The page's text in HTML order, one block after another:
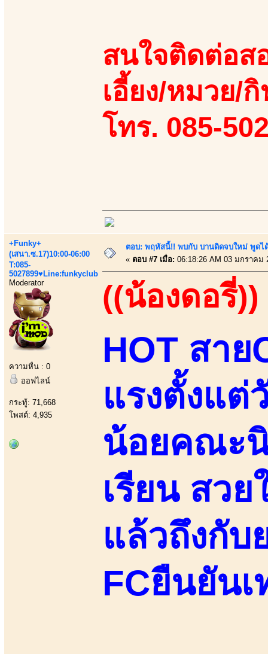
สนใจติดต่อส
เอี้ยง/หมวย/
โทร. 085-
+Funky+
(เสนา.ซ.17)10:00-06:00
T:085-
5027899♥Line:funkyclub
Moderator
ความหื่น : 0
ออฟไลน์
กระทู้: 71,668
โพสต์: 4,935
ตอบ: พฤหัสนี้!! พบกับ บานดิดจบใหม่ พูด
« ตอบ #7 เมื่อ: 06:18:26 AM 03 มกราคม
((น้องดอรี่))
HOT สาย
แรงตั้งแต่
น้อยคณะ
เรียน สว
แล้วถึงกับ
FCยืนยัน